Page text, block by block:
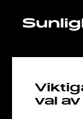
val
I 67